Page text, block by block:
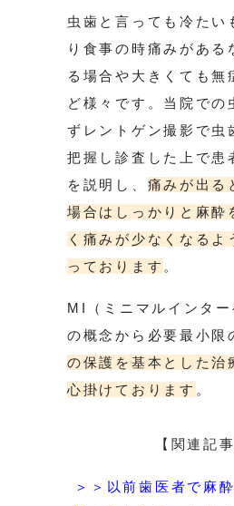
虫歯と言っても冷たい
り食事の時痛みがある
る場合や大きくても無
ど様々です。当院での
ずレントゲン撮影で虫
把握し診査した上で患
を説明し、 痛みが出る
場合はしっかりと麻酔
く痛みが少なくなるよ
っております 。
MI（ミニマルインター
の概念から必要最小限
の保護を基本とした治
心掛けております 。
【関連記事
＞＞以前歯医者で麻